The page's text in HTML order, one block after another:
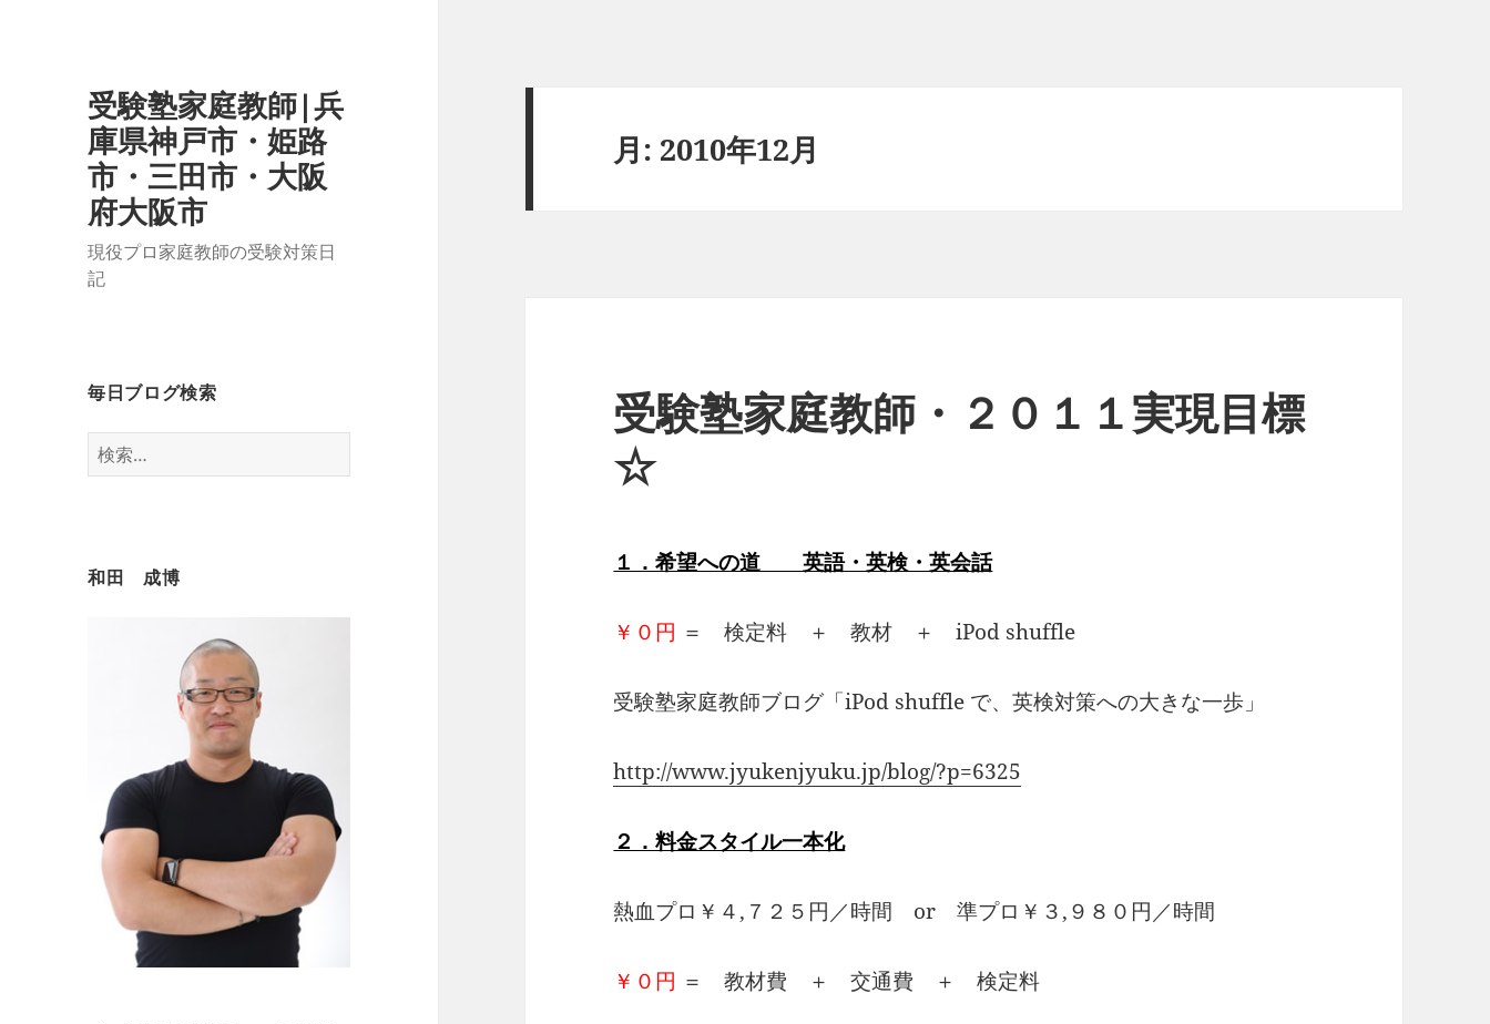
受験塾家庭教師|兵
庫県神戸市・姫路
市・三田市・大阪
府大阪市
現役プロ家庭教師の受験対策日
記
毎日ブログ検索
検
索:
和田 成博
月: 2010年12月
受験塾家庭教師・２０１１実現目標
☆
１．希望への道 英語・英検・英会話
￥０円 ＝ 検定料 ＋ 教材 ＋ iPod shuffle
受験塾家庭教師ブログ「iPod shuffle で、英検対策への大きな一歩」
http://www.jyukenjyuku.jp/blog/?p=6325
２．料金スタイル一本化
熱血プロ￥４,７２５円／時間 or 準プロ￥３,９８０円／時間
￥０円 ＝ 教材費 ＋ 交通費 ＋ 検定料